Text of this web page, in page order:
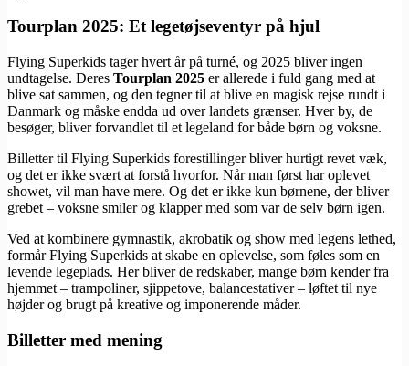
Tourplan 2025: Et legetøjseventyr på hjul
Flying Superkids tager hvert år på turné, og 2025 bliver ingen
undtagelse. Deres Tourplan 2025 er allerede i fuld gang med at
blive sat sammen, og den tegner til at blive en magisk rejse rundt i
Danmark og måske endda ud over landets grænser. Hver by, de
besøger, bliver forvandlet til et legeland for både børn og voksne.
Billetter til Flying Superkids forestillinger bliver hurtigt revet væk,
og det er ikke svært at forstå hvorfor. Når man først har oplevet
showet, vil man have mere. Og det er ikke kun børnene, der bliver
grebet – voksne smiler og klapper med som var de selv børn igen.
Ved at kombinere gymnastik, akrobatik og show med legens lethed,
formår Flying Superkids at skabe en oplevelse, som føles som en
levende legeplads. Her bliver de redskaber, mange børn kender fra
hjemmet – trampoliner, sjippetove, balancestativer – løftet til nye
højder og brugt på kreative og imponerende måder.
Billetter med mening